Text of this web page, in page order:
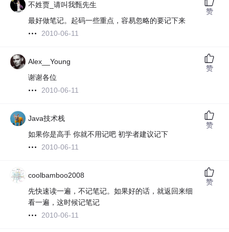
不姓贾_请叫我甄先生
最好做笔记。起码一些重点，容易忽略的要记下来
2010-06-11
赞
Alex__Young
谢谢各位
2010-06-11
赞
Java技术栈
如果你是高手 你就不用记吧 初学者建议记下
2010-06-11
赞
coolbamboo2008
先快速读一遍，不记笔记。如果好的话，就返回来细
看一遍，这时候记笔记
2010-06-11
赞